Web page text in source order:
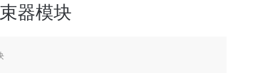
器模块